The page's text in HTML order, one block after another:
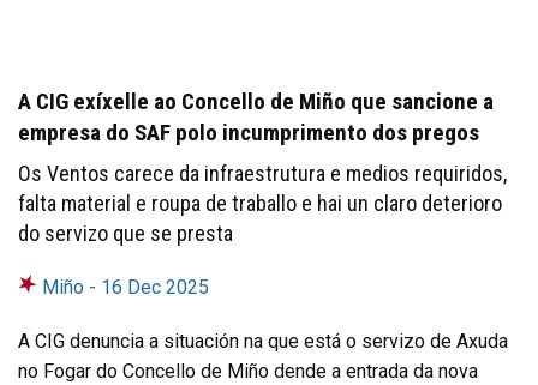
A CIG exíxelle ao Concello de Miño que sancione a
empresa do SAF polo incumprimento dos pregos
Os Ventos carece da infraestrutura e medios requiridos,
falta material e roupa de traballo e hai un claro deterioro
do servizo que se presta
Miño - 16 Dec 2025
A CIG denuncia a situación na que está o servizo de Axuda
no Fogar do Concello de Miño dende a entrada da nova